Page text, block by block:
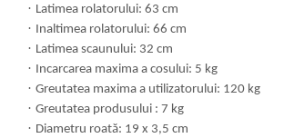
· Latimea rolatorului: 63 cm
· Inaltimea rolatorului: 66 cm
· Latimea scaunului: 32 cm
· Incarcarea maxima a cosului: 5 kg
· Greutatea maxima a utilizatorului: 120 kg
· Greutatea produsului : 7 kg
· Diametru roată: 19 x 3,5 cm